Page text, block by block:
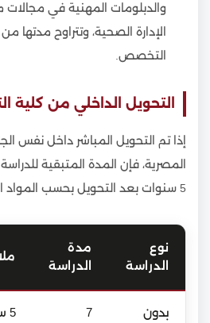
والدبلومات المهنية في مجالات
التخصص.
التحويل الداخلي من كلية
إذا تم التحويل المباشر داخل نفس
5 سنوات بعد التحويل بحسب المواد المعادلة.
نوع
الدراسة
مدة
الدراسة
بدون
7